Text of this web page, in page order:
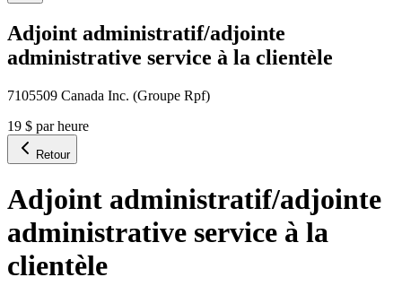
Adjoint administratif/adjointe
administrative service à la clientèle
7105509 Canada Inc. (Groupe Rpf)
19 $ par heure
Retour
Adjoint administratif/adjointe
administrative service à la
clientèle